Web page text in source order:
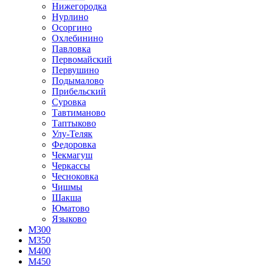
Нижегородка
Нурлино
Осоргино
Охлебинино
Павловка
Первомайский
Первушино
Подымалово
Прибельский
Суровка
Тавтиманово
Таптыково
Улу-Теляк
Федоровка
Чекмагуш
Черкассы
Чесноковка
Чишмы
Шакша
Юматово
Языково
М300
М350
М400
М450